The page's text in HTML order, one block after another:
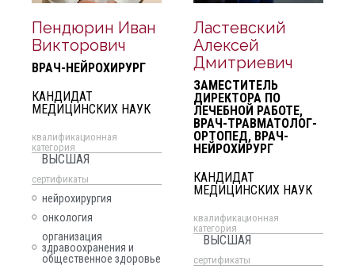
Пендюрин Иван
Викторович
ВРАЧ-НЕЙРОХИРУРГ
КАНДИДАТ
МЕДИЦИНСКИХ НАУК
квалификационная
категория
ВЫСШАЯ
cертификаты
нейрохирургия
онкология
организация
здравоохранения и
общественное здоровье
Ластевский
Алексей
Дмитриевич
ЗАМЕСТИТЕЛЬ
ДИРЕКТОРА ПО
ЛЕЧЕБНОЙ РАБОТЕ,
ВРАЧ-ТРАВМАТОЛОГ-
ОРТОПЕД, ВРАЧ-
НЕЙРОХИРУРГ
КАНДИДАТ
МЕДИЦИНСКИХ НАУК
квалификационная
категория
ВЫСШАЯ
cертификаты